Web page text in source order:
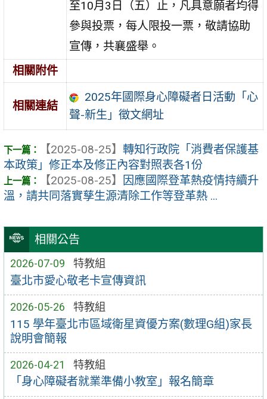
相關公告
2026-07-09 特教組
臺北市愛心敬老卡宣傳資訊
2026-05-26 特教組
115 學年臺北市區域衛星資優方案(數理G組)家長
說明會簡報
2026-04-21 特教組
「身心障礙者就業準備小教室」報名簡章
至10月3日（五）止，凡具意願者均得
參與投票，每人限投一票，敬請協助
宣傳，共襄盛舉。
相關附件
相關連結
2025年國際身心障礙者日活動「心
聲-新生」徵文網址
【2025-08-25】 轉知行政院「消費者保護基
本政策」修正本及修正內容對照表各1份
【2025-08-25】
因應國際登革熱疫情持續升
溫，請共同落實孳生源清除工作等登革熱 ...